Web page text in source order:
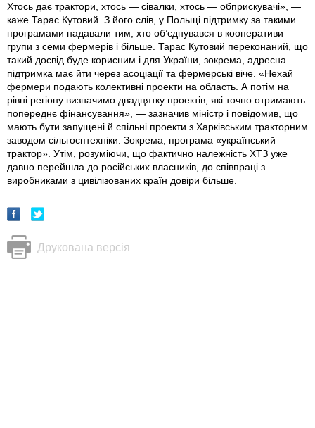
Хтось дає трактори, хтось — сівалки, хтось — обприскувачі», —
каже Тарас Кутовий. З його слів, у Польщі підтримку за такими
програмами надавали тим, хто об’єднувався в кооперативи —
групи з семи фермерів і більше. Тарас Кутовий переконаний, що
такий досвід буде корисним і для України, зокрема, адресна
підтримка має йти через асоціації та фермерські віче. «Нехай
фермери подають колективні проекти на область. А потім на
рівні регіону визначимо двадцятку проектів, які точно отримають
попереднє фінансування», — зазначив міністр i повідомив, що
мають бути запущені й спільні проекти з Харківським тракторним
заводом сільгосптехніки. Зокрема, програма «український
трактор». Утім, розуміючи, що фактично належність ХТЗ уже
давно перейшла до російських власникiв, до співпраці з
виробниками з цивілізованих країн довіри більше.
Друкована версія